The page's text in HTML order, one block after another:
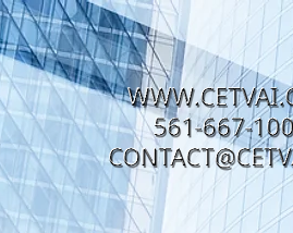
div id="myCodeElement">